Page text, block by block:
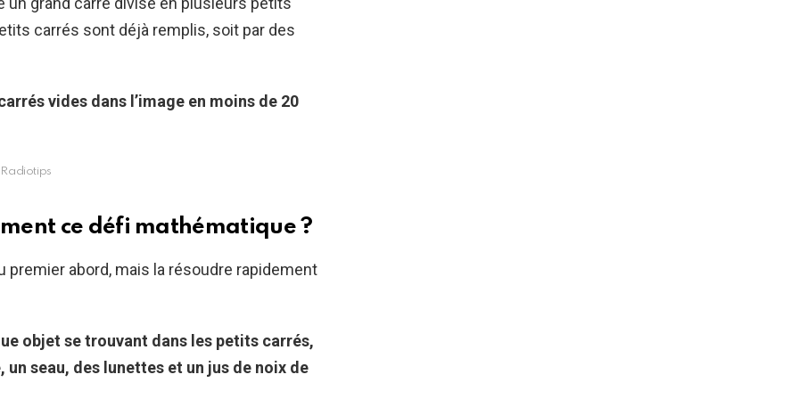
carrés sont déjà remplis, soit par des
vides dans l’image en moins de 20
ce défi mathématique ?
premier abord, mais la résoudre rapidement
objet se trouvant dans les petits carrés,
seau, des lunettes et un jus de noix de